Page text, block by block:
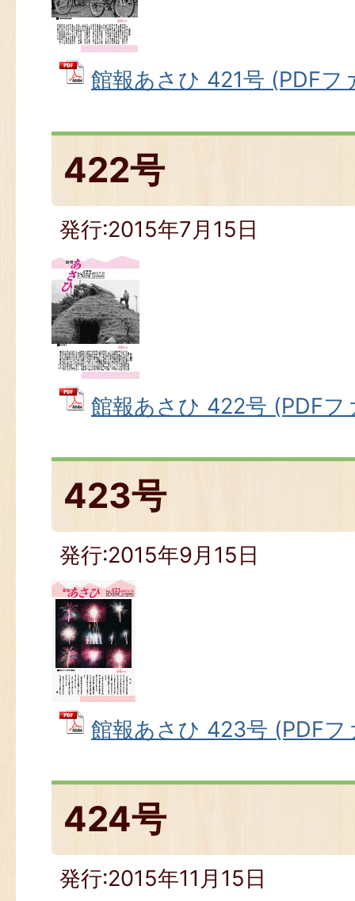
館報あさひ 421号 (PDFフ
422号
発行:2015年7月15日
館報あさひ 422号 (PDFフ
423号
発行:2015年9月15日
館報あさひ 423号 (PDF
424号
発行:2015年11月15日